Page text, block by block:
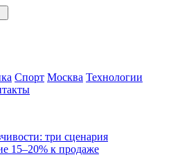
Спорт Москва Технологии
три сценария
15–20% к продаже